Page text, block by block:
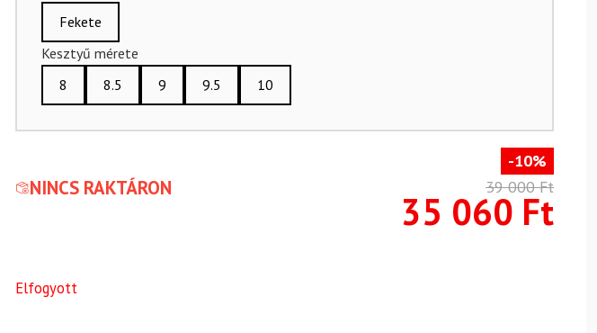
Fekete
Kesztyű mérete
8
8.5 9 9.5 10
NINCS RAKTÁRON
-10%
39 000Ft
35 060 Ft
Elfogyott